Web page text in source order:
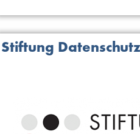
Stiftung Datenschutz